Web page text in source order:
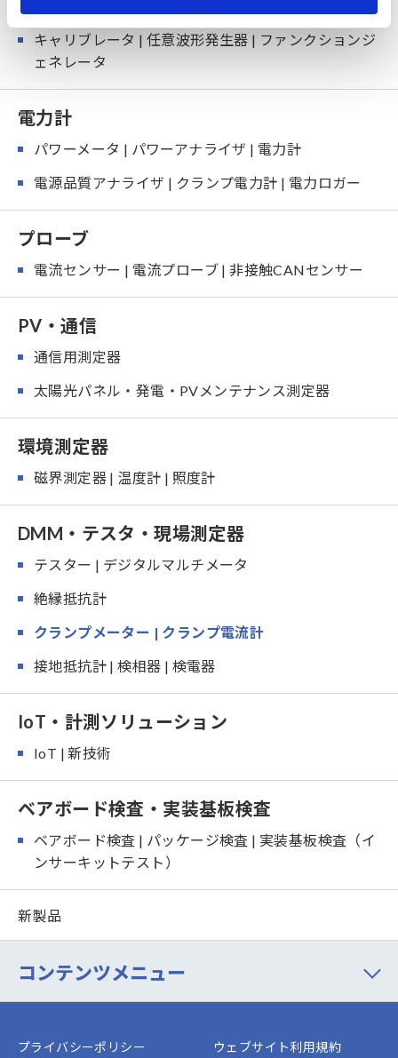
キャリブレータ | 任意波形発生器 | ファンクションジ
ェネレータ
電力計
パワーメータ | パワーアナライザ | 電力計
電源品質アナライザ | クランプ電力計 | 電力ロガー
プローブ
電流センサー | 電流プローブ | 非接触CANセンサー
PV・通信
通信用測定器
太陽光パネル・発電・PVメンテナンス測定器
環境測定器
磁界測定器 | 温度計 | 照度計
DMM・テスタ・現場測定器
テスター | デジタルマルチメータ
絶縁抵抗計
クランプメーター | クランプ電流計
接地抵抗計 | 検相器 | 検電器
IoT・計測ソリューション
IoT | 新技術
ベアボード検査・実装基板検査
ベアボード検査 | パッケージ検査 | 実装基板検査（イ
ンサーキットテスト）
新製品
コンテンツメニュー
プライバシーポリシー ウェブサイト利用規約